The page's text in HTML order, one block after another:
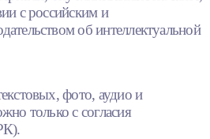
с российским и
об интеллектуальной
фото, аудио и
только с согласия